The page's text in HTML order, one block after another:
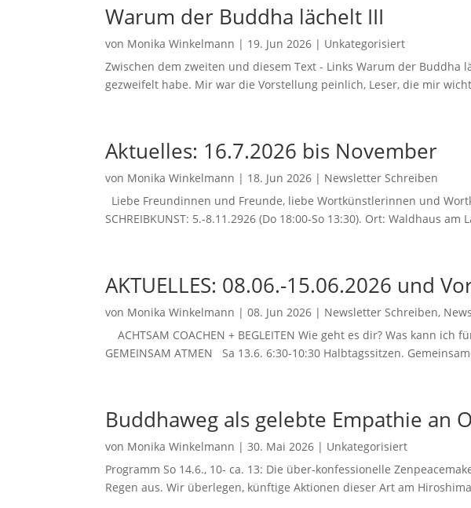
Warum der Buddha lächelt III
von Monika Winkelmann | 19. Jun 2026 | Unkategorisiert
Zwischen dem zweiten und diesem Text - Links Warum der
gezweifelt habe. Mir war die Vorstellung peinlich, Leser, die mir
Aktuelles: 16.7.2026 bis November
von Monika Winkelmann | 18. Jun 2026 | Newsletter Schreiben
Liebe Freundinnen und Freunde, liebe Wortkünstlerinnen und
SCHREIBKUNST: 5.-8.11.2926 (Do 18:00-So 13:30). Ort: Waldhaus
AKTUELLES: 08.06.-15.06.2026 und
von Monika Winkelmann |08. Jun 2026 | Newsletter Schreiben,
ACHTSAM COACHEN + BEGLEITEN Wie geht es dir? Was kann
GEMEINSAM ATMEN Sa 13.6. 6:30-10:30 Halbtagssitzen.
Buddhaweg als gelebte Empathie an
von Monika Winkelmann |30. Mai 2026 | Unkategorisiert
Programm So 14.6., 10- ca. 13: Die über-konfessionelle
Regen aus. Wir überlegen, künftige Aktionen dieser Art am